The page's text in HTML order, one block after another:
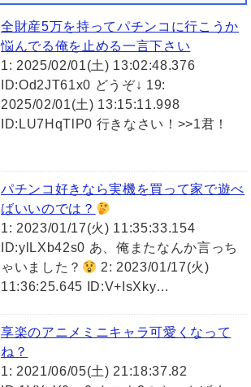
全財産5万を持ってパチンコに行こうか
悩んでる俺を止める一言下さい
1: 2025/02/01(土) 13:02:48.376
ID:Od2JT61x0 どうぞ↓ 19:
2025/02/01(土) 13:15:11.998
ID:LU7HqTlP0 行きなさい！>>1君！
パチンコ好きなら実機を買って家で遊べ
ばいいのでは？
1: 2023/01/17(火) 11:35:33.154
ID:ylLXb42s0 あ、俺またなんか言っち
ゃいました？
2: 2023/01/17(火)
11:36:25.645 ID:V+IsXky…
享楽のアニメミニキャラ可愛くなって
ね？
1: 2021/06/05(土) 21:18:37.82